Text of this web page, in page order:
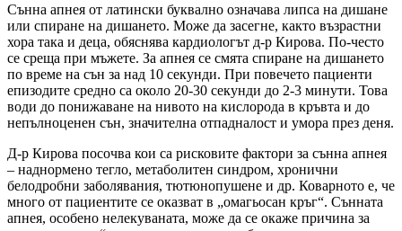
Сънна апнея от латински буквално означава липса на дишане
или спиране на дишането. Може да засегне, както възрастни
хора така и деца, обяснява кардиологът д-р Кирова. По-често
се среща при мъжете. За апнея се смята спиране на дишането
по време на сън за над 10 секунди. При повечето пациенти
епизодите средно са около 20-30 секунди до 2-3 минути. Това
води до понижаване на нивото на кислорода в кръвта и до
непълноценен сън, значителна отпадналост и умора през деня.
Д-р Кирова посочва кои са рисковите фактори за сънна апнея
– наднормено тегло, метаболитен синдром, хронични
белодробни заболявания, тютюнопушене и др. Коварното е, че
много от пациентите се оказват в „омагьосан кръг“. Сънната
апнея, особено нелекуваната, може да се окаже причина за